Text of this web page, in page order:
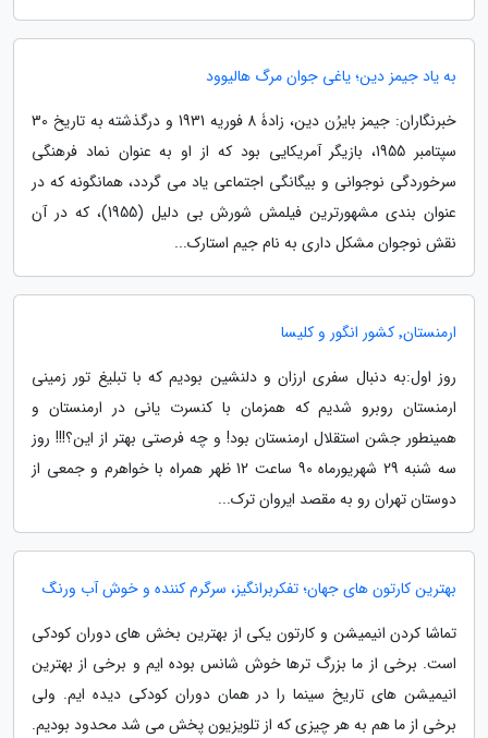
به یاد جیمز دین؛ یاغی جوان مرگ هالیوود
خبرنگاران: جیمز بایرُن دین، زادۀ 8 فوریه 1931 و درگذشته به تاریخ 30
سپتامبر 1955، بازیگر آمریکایی بود که از او به عنوان نماد فرهنگی
سرخوردگی نوجوانی و بیگانگی اجتماعی یاد می گردد، همانگونه که در
عنوان بندی مشهورترین فیلمش شورش بی دلیل (1955)، که در آن
نقش نوجوان مشکل داری به نام جیم استارک...
ارمنستان٬ کشور انگور و کلیسا
روز اول:به دنبال سفری ارزان و دلنشین بودیم که با تبلیغ تور زمینی
ارمنستان روبرو شدیم که همزمان با کنسرت یانی در ارمنستان و
همینطور جشن استقلال ارمنستان بود! و چه فرصتی بهتر از این؟!!! روز
سه شنبه 29 شهریورماه 90 ساعت 12 ظهر همراه با خواهرم و جمعی از
دوستان تهران رو به مقصد ایروان ترک...
بهترین کارتون های جهان؛ تفکربرانگیز، سرگرم کننده و خوش آب ورنگ
تماشا کردن انیمیشن و کارتون یکی از بهترین بخش های دوران کودکی
است. برخی از ما بزرگ ترها خوش شانس بوده ایم و برخی از بهترین
انیمیشن های تاریخ سینما را در همان دوران کودکی دیده ایم. ولی
برخی از ما هم به هر چیزی که از تلویزیون پخش می شد محدود بودیم.